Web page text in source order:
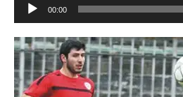
00:00